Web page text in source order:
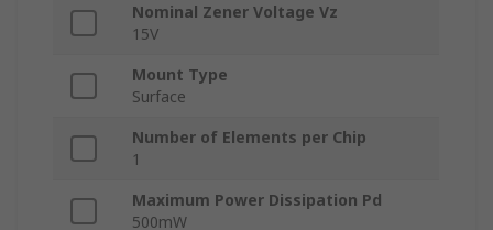
Nominal Zener Voltage Vz
15V
Mount Type
Surface
Number of Elements per Chip
1
Maximum Power Dissipation Pd
500mW